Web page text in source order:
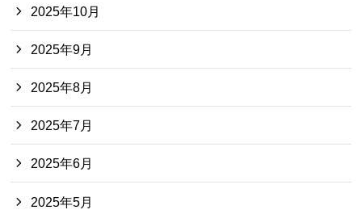
2025年10月
2025年9月
2025年8月
2025年7月
2025年6月
2025年5月